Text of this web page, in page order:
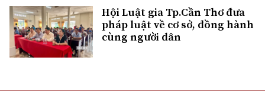
Hội Luật gia Tp.Cần Thơ đưa
pháp luật về cơ sở, đồng hành
cùng người dân